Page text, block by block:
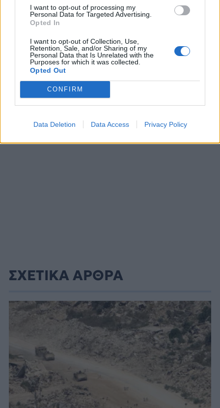
I want to opt-out of processing my
Personal Data for Targeted Advertising.
Opted In
I want to opt-out of Collection, Use,
Retention, Sale, and/or Sharing of my
Personal Data that Is Unrelated with the
Purposes for which it was collected.
Opted Out
CONFIRM
Data Deletion Data Access Privacy Policy
Εικονική αερομαχία με
οπλισμένα τουρκικά F-16
στο Αιγαίο – 10
παραβάσεις και 17
παραβιάσεις ο
απολογισμός
Τραμπ: «Είμαι
Χέγκσεθ»
ΔΙΑΦΗΜΙΣΗ
ΣΧΕΤΙΚΑ ΑΡΘΡΑ